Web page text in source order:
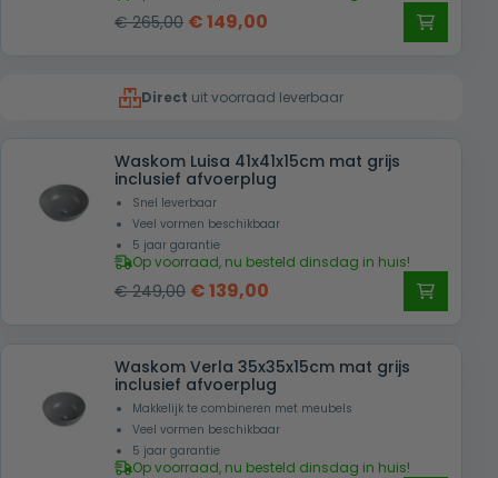
€265,00 Oorspronkelijke
€ 265,00.
€149,00
€ 149,00.
Direct uit voorraad leverbaar
Waskom Luisa 41x41x15cm mat grijs
inclusief afvoerplug
Snel leverbaar
Veel vormen beschikbaar
5 jaar garantie
Op voorraad, nu besteld dinsdag in huis!
€249,00 Oorspronkelijke
was:
€ 249,00.
€139,00
is:
€ 139,00.
Waskom Verla 35x35x15cm mat grijs
inclusief afvoerplug
Makkelijk te combineren met meubels
Veel vormen beschikbaar
5 jaar garantie
Op voorraad, nu besteld dinsdag in huis!